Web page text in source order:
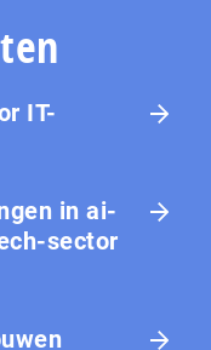
IT-
in ai-
sector